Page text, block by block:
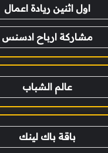
اول اثنين ريادة اعمال
مشاركة ارباح ادسنس
عالم الشباب
باقة باك لينك